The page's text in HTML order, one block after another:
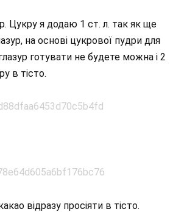
Цукру я додаю 1 ст. л. так як ще
на основі цукрової пудри для
готувати не будете можна і 2
в тісто.
відразу просіяти в тісто.